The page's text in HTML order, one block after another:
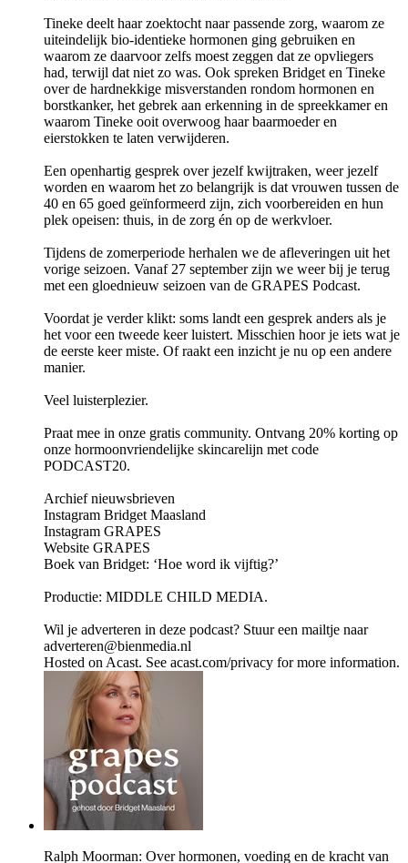
Tineke deelt haar zoektocht naar passende zorg, waarom ze
uiteindelijk bio-identieke hormonen ging gebruiken en
waarom ze daarvoor zelfs moest zeggen dat ze opvliegers
had, terwijl dat niet zo was. Ook spreken Bridget en Tineke
over de hardnekkige misverstanden rondom hormonen en
borstkanker, het gebrek aan erkenning in de spreekkamer en
waarom Tineke ooit overwoog haar baarmoeder en
eierstokken te laten verwijderen.
Een openhartig gesprek over jezelf kwijtraken, weer jezelf
worden en waarom het zo belangrijk is dat vrouwen tussen de
40 en 65 goed geïnformeerd zijn, zich voorbereiden en hun
plek opeisen: thuis, in de zorg én op de werkvloer.
Tijdens de zomerperiode herhalen we de afleveringen uit het
vorige seizoen. Vanaf 27 september zijn we weer bij je terug
met een gloednieuw seizoen van de GRAPES Podcast.
Voordat je verder klikt: soms landt een gesprek anders als je
het voor een tweede keer luistert. Misschien hoor je iets wat je
de eerste keer miste. Of raakt een inzicht je nu op een andere
manier.
Veel luisterplezier.
Praat mee in onze gratis community. Ontvang 20% korting op
onze hormoonvriendelijke skincarelijn met code
PODCAST20.
Archief nieuwsbrieven
Instagram Bridget Maasland
Instagram GRAPES
Website GRAPES
Boek van Bridget: ‘Hoe word ik vijftig?’
Productie: MIDDLE CHILD MEDIA.
Wil je adverteren in deze podcast? Stuur een mailtje naar
adverteren@bienmedia.nl
Hosted on Acast. See acast.com/privacy for more information.
Ralph Moorman: Over hormonen, voeding en de kracht van